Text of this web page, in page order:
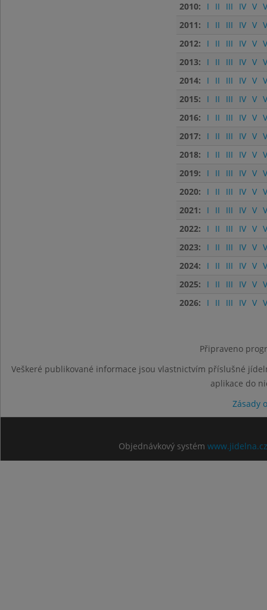
2010:
I II III IV V
2011:
I II III IV V
2012:
I II III IV V
2013:
I II III IV V
2014:
I II III IV V
2015:
I II III IV V
2016:
I II III IV V
2017:
I II III IV V
2018:
I II III IV V
2019:
I II III IV V
2020:
I II III IV V
2021:
I II III IV V
2022:
I II III IV V
2023:
I II III IV V
2024:
I II III IV V
2025:
I II III IV V
2026:
I II III IV V
Připraveno
Veškeré publikované informace jsou vlastnictvím příslušné
aplikace do
Zásady
Objednávkový systém www.jidelna.cz